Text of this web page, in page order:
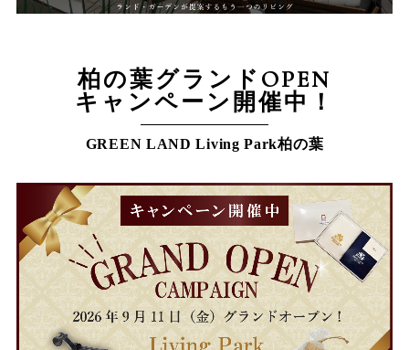
柏の葉グランドOPEN
キャンペーン開催中！
GREEN LAND Living Park柏の葉